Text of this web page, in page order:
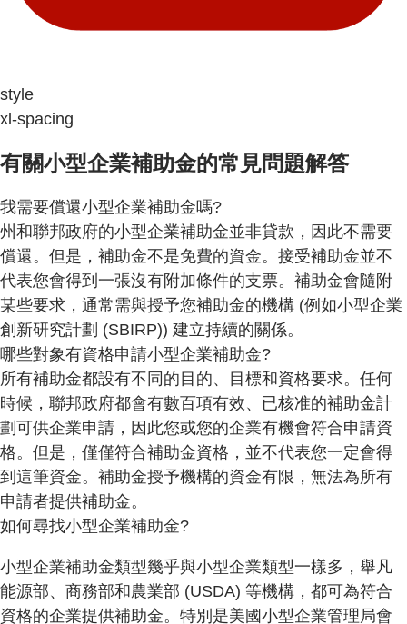
style
xl-spacing
有關小型企業補助金的常見問題解答
我需要償還小型企業補助金嗎?
州和聯邦政府的小型企業補助金並非貸款，因此不需要
償還。但是，補助金不是免費的資金。接受補助金並不
代表您會得到一張沒有附加條件的支票。補助金會隨附
某些要求，通常需與授予您補助金的機構 (例如小型企業
創新研究計劃 (SBIRP)) 建立持續的關係。
哪些對象有資格申請小型企業補助金?
所有補助金都設有不同的目的、目標和資格要求。任何
時候，聯邦政府都會有數百項有效、已核准的補助金計
劃可供企業申請，因此您或您的企業有機會符合申請資
格。但是，僅僅符合補助金資格，並不代表您一定會得
到這筆資金。補助金授予機構的資金有限，無法為所有
申請者提供補助金。
如何尋找小型企業補助金?
小型企業補助金類型幾乎與小型企業類型一樣多，舉凡
能源部、商務部和農業部 (USDA) 等機構，都可為符合
資格的企業提供補助金。特別是美國小型企業管理局會